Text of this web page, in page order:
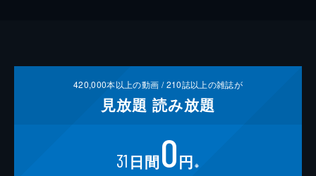
420,000本以上の動画 /210誌以上の雑誌が
見放題 読み放題
31 日間0円 ※